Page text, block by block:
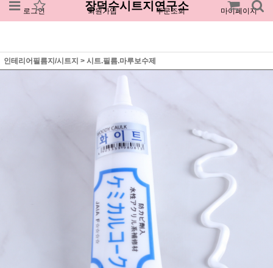
로그인 회원가입 주문조회 마이페이지
장덕수시트지연구소
인테리어필름지/시트지 > 시트.필름.마루보수제